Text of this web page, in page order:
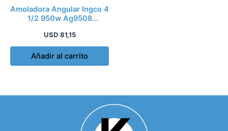
Amoladora Angular Ingco 4
1/2 950w Ag9508
USD 81,15
Añadir al carrito